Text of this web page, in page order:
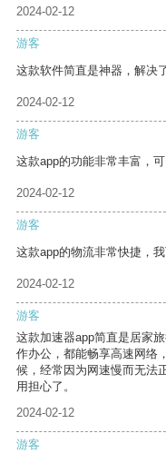
2024-02-12
游客
这款软件简直是神器，解决
2024-02-12
游客
这款app的功能非常丰富，
2024-02-12
游客
这款app的物流非常快捷，
2024-02-12
游客
这款加速器app简直是居家
作办公，都能畅享高速网络
候，经常因为网速慢而无法
用担心了。
2024-02-12
游客